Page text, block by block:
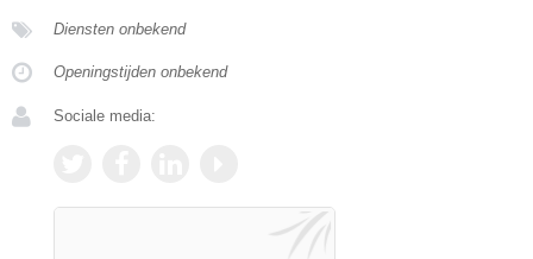
Diensten onbekend
Openingstijden onbekend
Sociale media: